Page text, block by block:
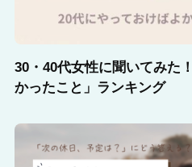
30・40代女性に聞いてみた
かったこと」ランキング